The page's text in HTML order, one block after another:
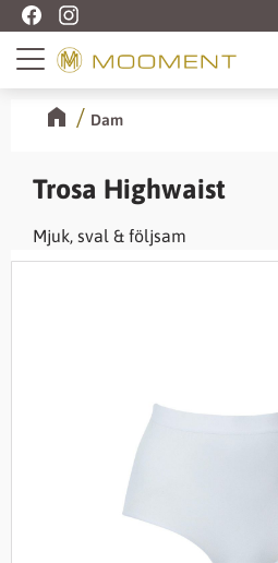
Meny
Dam
Trosa Highwaist
Mjuk, sval & följsam